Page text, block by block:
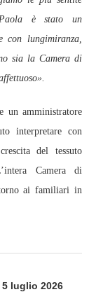
è stato un
con lungimiranza,
sia la Camera di
amministratore
interpretare con
del tessuto
Camera di
ai familiari in
luglio 2026